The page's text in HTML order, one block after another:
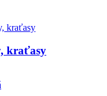
kraťasy